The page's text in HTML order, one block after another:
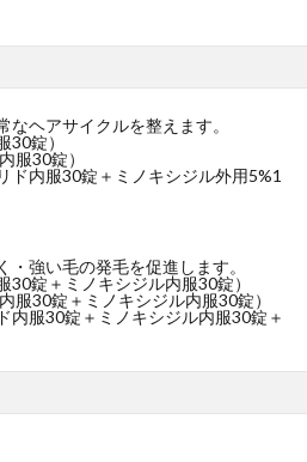
ヘアサイクルを整えます。
30錠）
服30錠）
ド内服30錠＋ミノキシジル外用5%1
強い毛の発毛を促進します。
30錠＋ミノキシジル内服30錠）
服30錠＋ミノキシジル内服30錠）
内服30錠＋ミノキシジル内服30錠＋